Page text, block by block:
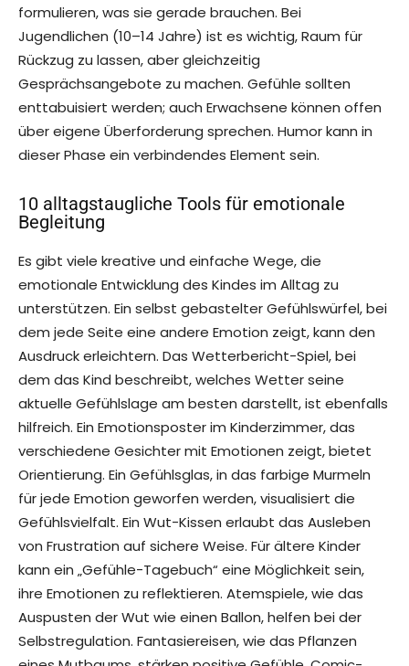
formulieren, was sie gerade brauchen. Bei
Jugendlichen (10–14 Jahre) ist es wichtig, Raum für
Rückzug zu lassen, aber gleichzeitig
Gesprächsangebote zu machen. Gefühle sollten
enttabuisiert werden; auch Erwachsene können offen
über eigene Überforderung sprechen. Humor kann in
dieser Phase ein verbindendes Element sein.
10 alltagstaugliche Tools für emotionale
Begleitung
Es gibt viele kreative und einfache Wege, die
emotionale Entwicklung des Kindes im Alltag zu
unterstützen. Ein selbst gebastelter Gefühlswürfel, bei
dem jede Seite eine andere Emotion zeigt, kann den
Ausdruck erleichtern. Das Wetterbericht-Spiel, bei
dem das Kind beschreibt, welches Wetter seine
aktuelle Gefühlslage am besten darstellt, ist ebenfalls
hilfreich. Ein Emotionsposter im Kinderzimmer, das
verschiedene Gesichter mit Emotionen zeigt, bietet
Orientierung. Ein Gefühlsglas, in das farbige Murmeln
für jede Emotion geworfen werden, visualisiert die
Gefühlsvielfalt. Ein Wut-Kissen erlaubt das Ausleben
von Frustration auf sichere Weise. Für ältere Kinder
kann ein „Gefühle-Tagebuch“ eine Möglichkeit sein,
ihre Emotionen zu reflektieren. Atemspiele, wie das
Auspusten der Wut wie einen Ballon, helfen bei der
Selbstregulation. Fantasiereisen, wie das Pflanzen